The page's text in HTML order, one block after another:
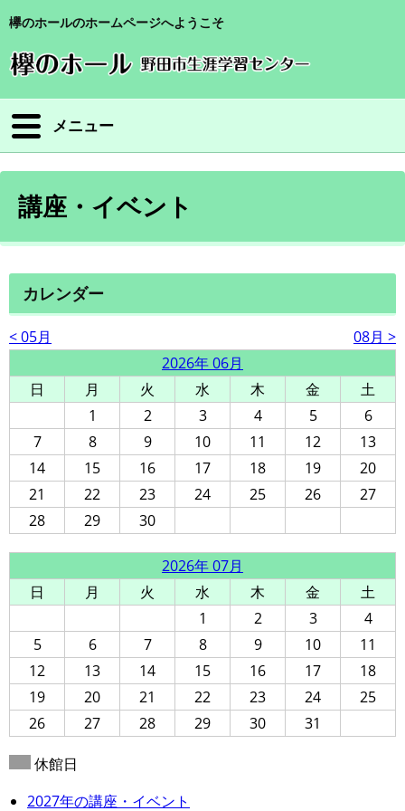
欅のホールのホームページへようこそ
メニュー
講座・イベント
カレンダー
< 05月
08月 >
2026年 06月
日
月 火 水 木 金
土
1
2 3 4 5
6
7
8 9 10 11 12
13
14
15 16 17 18 19
20
21
22 23 24 25 26
27
28
29 30
2026年 07月
日
月 火 水 木 金
土
1
2 3
4
5
6 7 8 9 10
11
12
13 14 15 16 17
18
19
20 21 22 23 24
25
26
27 28 29 30 31
休館日
2027年の講座・イベント